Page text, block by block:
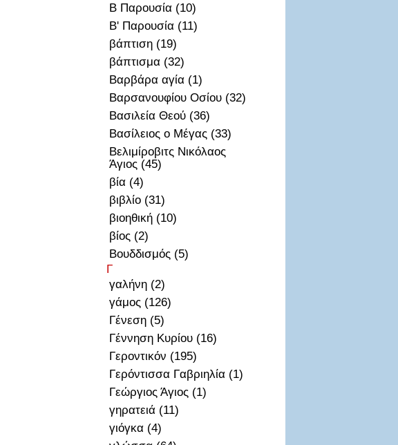
Β Παρουσία (10)
Β' Παρουσία (11)
βάπτιση (19)
βάπτισμα (32)
Βαρβάρα αγία (1)
Βαρσανουφίου Οσίου (32)
Βασιλεία Θεού (36)
Βασίλειος ο Μέγας (33)
Βελιμίροβιτς Νικόλαος
Άγιος (45)
βία (4)
βιβλίο (31)
βιοηθική (10)
βίος (2)
Βουδδισμός (5)
Γ
γαλήνη (2)
γάμος (126)
Γένεση (5)
Γέννηση Κυρίου (16)
Γεροντικόν (195)
Γερόντισσα Γαβριηλία (1)
Γεώργιος Άγιος (1)
γηρατειά (11)
γιόγκα (4)